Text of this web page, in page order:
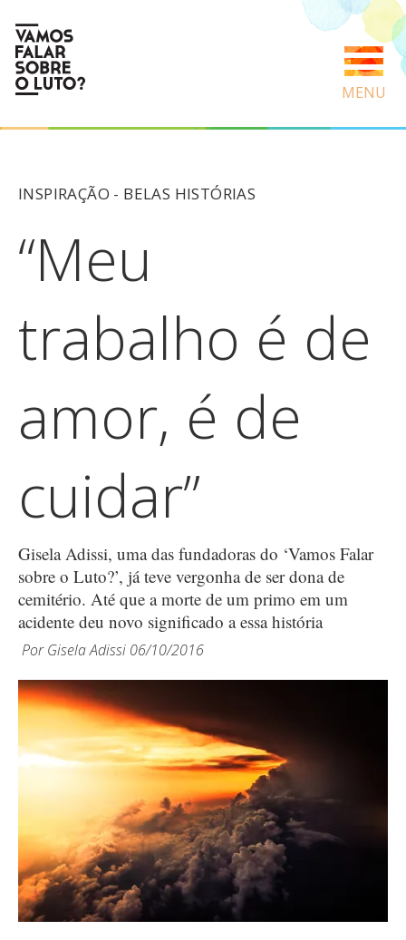
MENU
INSPIRAÇÃO - BELAS HISTÓRIAS
“Meu
trabalho é de
amor, é de
cuidar”
Gisela Adissi, uma das fundadoras do ‘Vamos Falar
sobre o Luto?’, já teve vergonha de ser dona de
cemitério. Até que a morte de um primo em um
acidente deu novo significado a essa história
PorGisela Adissi 06/10/2016